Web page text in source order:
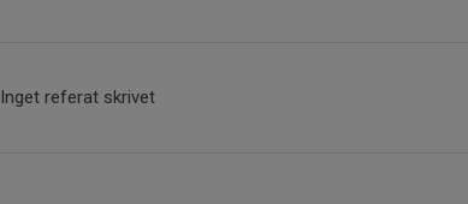
Inget referat skrivet